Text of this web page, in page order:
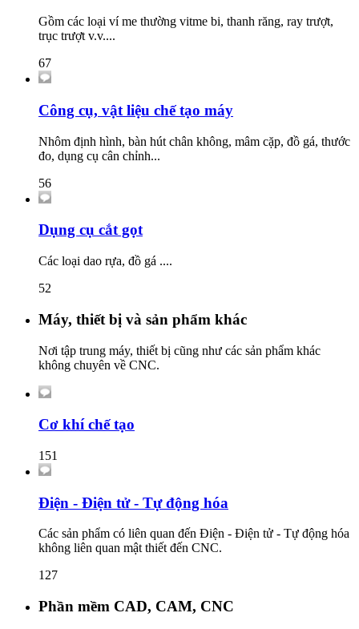
Gồm các loại ví me thường vitme bi, thanh răng, ray trượt,
trục trượt v.v....
67
Công cụ, vật liệu chế tạo máy
Nhôm định hình, bàn hút chân không, mâm cặp, đồ gá, thước
đo, dụng cụ cân chỉnh...
56
Dụng cụ cắt gọt
Các loại dao rựa, đồ gá ....
52
Máy, thiết bị và sản phẩm khác
Nơi tập trung máy, thiết bị cũng như các sản phẩm khác
không chuyên về CNC.
Cơ khí chế tạo
151
Điện - Điện tử - Tự động hóa
Các sản phẩm có liên quan đến Điện - Điện tử - Tự động hóa
không liên quan mật thiết đến CNC.
127
Phần mềm CAD, CAM, CNC